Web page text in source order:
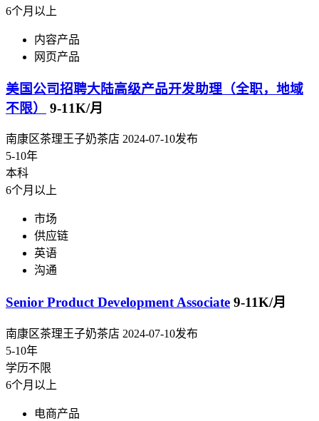
6个月以上
内容产品
网页产品
美国公司招聘大陆高级产品开发助理（全职，地域
不限）
9-11K/月
南康区茶理王子奶茶店 2024-07-10发布
5-10年
本科
6个月以上
市场
供应链
英语
沟通
Senior Product Development Associate 9-11K/月
南康区茶理王子奶茶店 2024-07-10发布
5-10年
学历不限
6个月以上
电商产品